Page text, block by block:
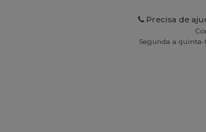
Precisa de
Segunda a quinta-